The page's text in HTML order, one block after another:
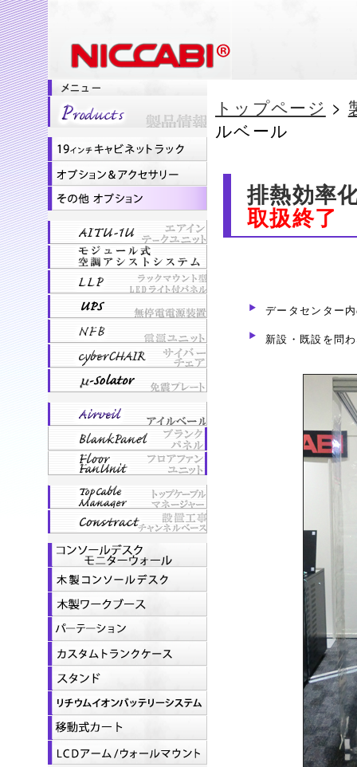
トップページ >
ルベール
排熱効率
取扱終了
データセンター
新設・既設を問